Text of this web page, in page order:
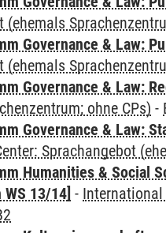
(ehemals
Governance & Law:
(ehemals
Governance & Law:
ohne CPs) -
Governance & Law:
Sprachangebot
Humanities & Social
13/14] - International